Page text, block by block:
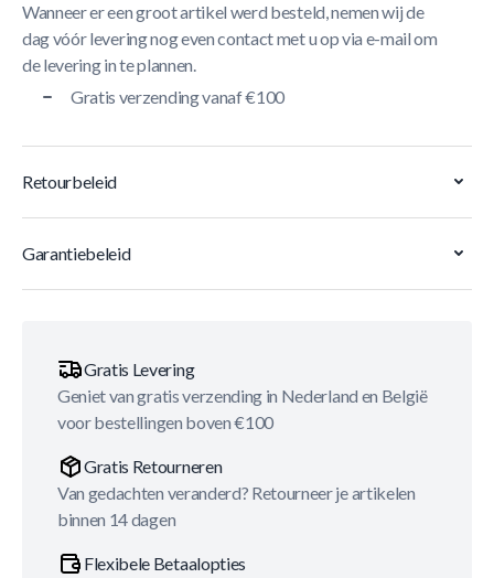
Wanneer er een groot artikel werd besteld, nemen wij de
dag vóór levering nog even contact met u op via e-mail om
de levering in te plannen.
Gratis verzending vanaf €100
Retourbeleid
Garantiebeleid
Gratis Levering
Geniet van gratis verzending in Nederland en België
voor bestellingen boven €100
Gratis Retourneren
Van gedachten veranderd? Retourneer je artikelen
binnen 14 dagen
Flexibele Betaalopties